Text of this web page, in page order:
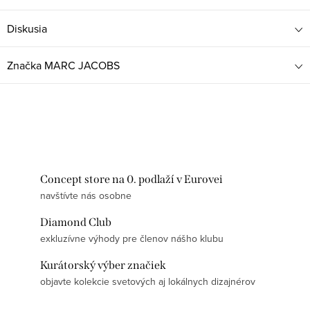
Diskusia
Značka MARC JACOBS
Concept store na 0. podlaží v Eurovei
navštívte nás osobne
Diamond Club
exkluzívne výhody pre členov nášho klubu
Kurátorský výber značiek
objavte kolekcie svetových aj lokálnych dizajnérov